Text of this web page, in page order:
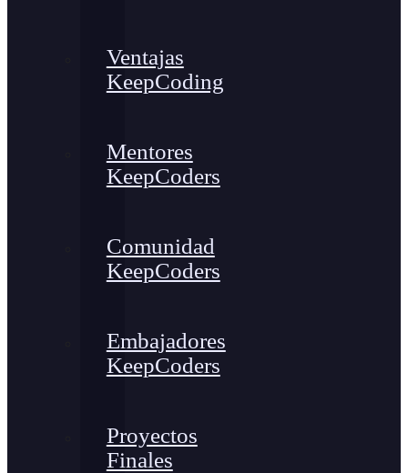
Ventajas
KeepCoding
Mentores
KeepCoders
Comunidad
KeepCoders
Embajadores
KeepCoders
Proyectos
Finales